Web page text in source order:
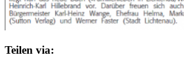
Teilen via: